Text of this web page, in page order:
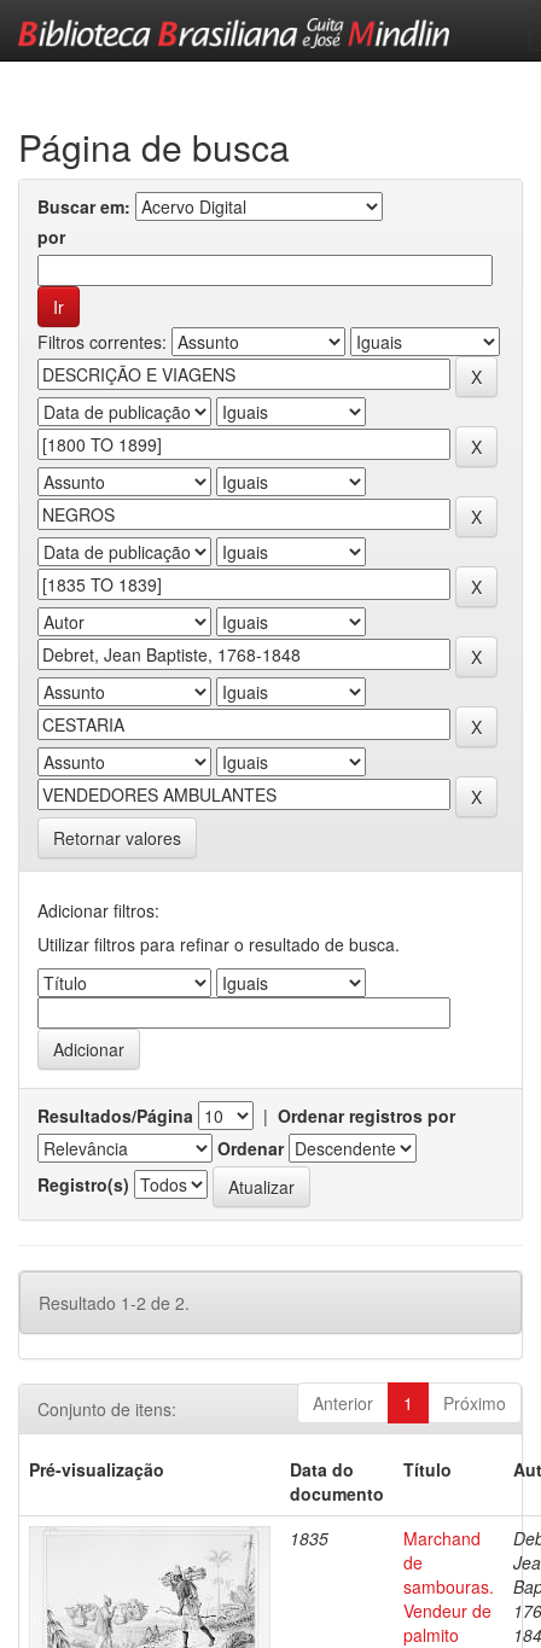
Página de busca
Buscar em:
por
Filtros correntes:
Retornar valores
Adicionar filtros:
Utilizar filtros para refinar o resultado de busca.
Resultados/Página | Ordenar registros por
Ordenar
Registro(s)
Resultado 1-2 de 2.
Anterior 1 Próximo
Conjunto de itens:
Pré-visualização
Data do
documento
Título
1835
Marchand
de
sambouras.
Vendeur de
palmito